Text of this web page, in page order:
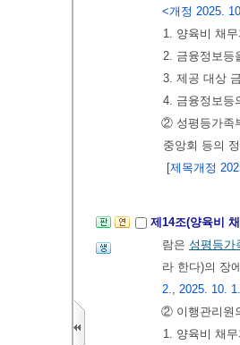
<개정 2025.
1. 양육비 채
2. 금융정보등
3. 제공 대상
4. 금융정보등
② 성평등가족
중앙회 등의
[제목개정
제14조(양육비
람은 성평등가
라 한다)의 장
2., 2025. 10.
② 이행관리원
1. 양육비 채